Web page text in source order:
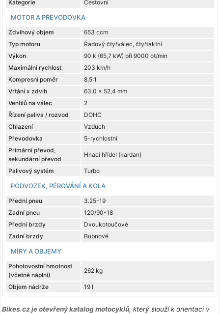
Kategorie
Cestovní
MOTOR A PŘEVODOVKA
Zdvihový objem
653 ccm
Typ motoru
Řadový čtyřválec, čtyřtaktní
Výkon
90 k (65,7 kW) při 9000 ot/min
Maximální rychlost
203 km/h
Kompresní poměr
8,5:1
Vrtání x zdvih
63,0 x 52,4 mm
Ventilů na válec
2
Řízení paliva / rozvod
DOHC
Chlazení
Vzduch
Převodovka
5-rychlostní
Primární převod,
sekundární převod
Hnací hřídel (kardan)
Palivový systém Turbo
PODVOZEK, PÉROVÁNÍ A KOLA
Přední pneu
3.25-19
Zadní pneu
120/90-18
Přední brzdy
Dvoukotoučové
Zadní brzdy
Bubnové
MÍRY A OBJEMY
Pohotovostní hmotnost
(včetně náplní)
262 kg
Objem nádrže 19 l
Bikes.cz je otevřený katalog motocyklů, který slouží k orientaci v